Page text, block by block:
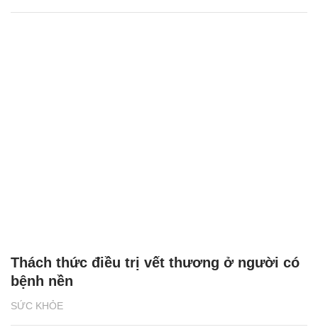
SỨC KHỎE
Thách thức điều trị vết thương ở người có
bệnh nền